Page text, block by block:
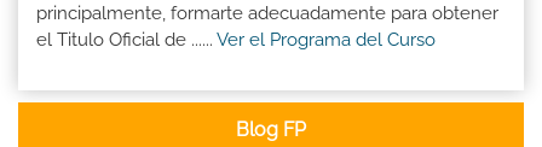
principalmente, formarte adecuadamente para obtener
el Titulo Oficial de ...... Ver el Programa del Curso
Blog FP